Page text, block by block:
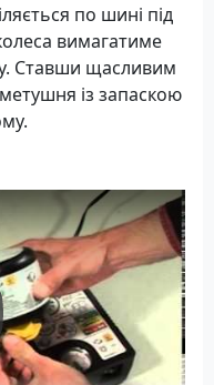
по шині під
вимагатиме
Ставши щасливим
із запаскою
Video